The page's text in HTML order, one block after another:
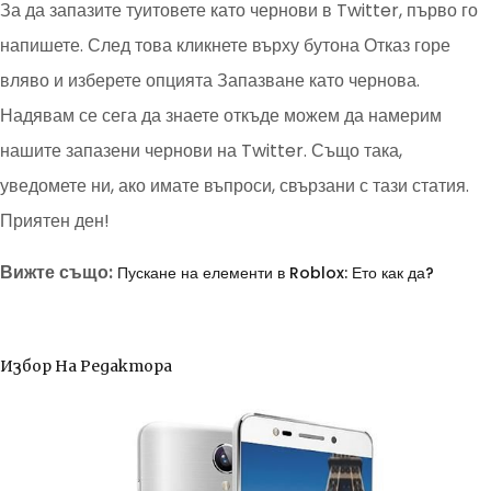
За да запазите туитовете като чернови в Twitter, първо го
напишете. След това кликнете върху бутона Отказ горе
вляво и изберете опцията Запазване като чернова.
Надявам се сега да знаете откъде можем да намерим
нашите запазени чернови на Twitter. Също така,
уведомете ни, ако имате въпроси, свързани с тази статия.
Приятен ден!
Вижте също: Пускане на елементи в Roblox: Ето как да?
Избор На Редактора